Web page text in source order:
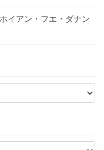
イアン・フエ・ダナン